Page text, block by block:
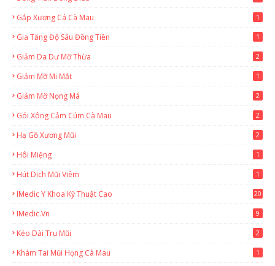
Gắp Xương Cá Cà Mau 1
Gia Tăng Độ Sâu Đồng Tiền 1
Giảm Da Dư Mỡ Thừa 2
Giảm Mỡ Mi Mắt 1
Giảm Mỡ Nọng Má 2
Gói Xông Cảm Cúm Cà Mau 2
Hạ Gồ Xương Mũi 2
Hôi Miệng 1
Hút Dịch Mũi Viêm 1
IMedic Y Khoa Kỹ Thuật Cao
20
IMedic.vn 9
Kéo Dài Trụ Mũi 2
Khám Tai Mũi Họng Cà Mau 1